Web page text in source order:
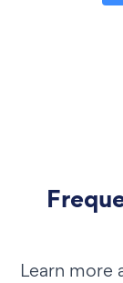
Learn more